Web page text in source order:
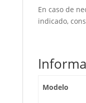
En caso de
indicado,
Modelo